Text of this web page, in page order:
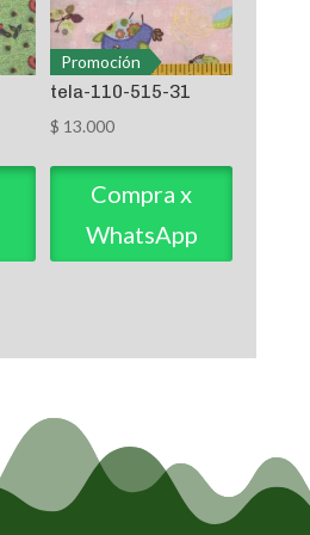
Promoción
tela-110-515-31
$ 13.000
Compra x
WhatsApp